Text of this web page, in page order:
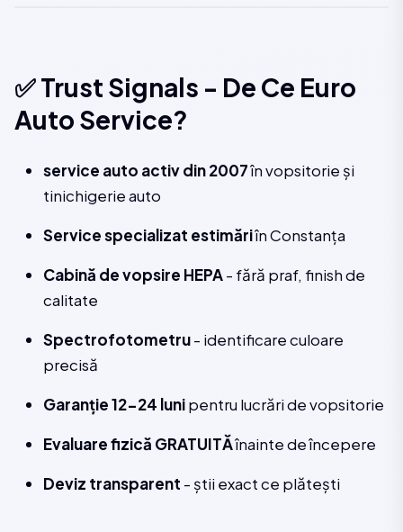
✅ Trust Signals - De Ce Euro
Auto Service?
service auto activ din 2007în vopsitorie și
tinichigerie auto
Service specializat estimăriîn Constanța
Cabină de vopsire HEPA- fără praf, finish de
calitate
Spectrofotometru- identificare culoare
precisă
Garanție 12-24 lunipentru lucrări de vopsitorie
Evaluare fizică GRATUITĂînainte de începere
Deviz transparent - știi exact ce plătești